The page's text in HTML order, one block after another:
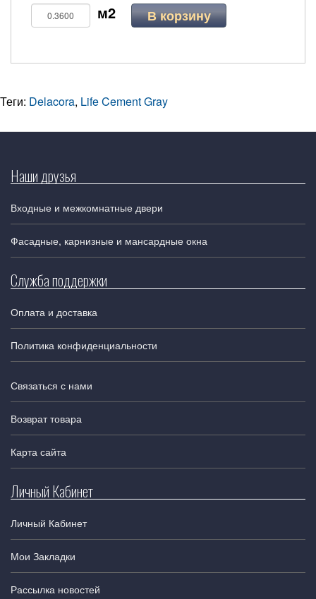
В корзину
Теги: Delacora, Life Cement Gray
Наши друзья
Входные и межкомнатные двери
Фасадные, карнизные и мансардные окна
Служба поддержки
Оплата и доставка
Политика конфиденциальности
Связаться с нами
Возврат товара
Карта сайта
Личный Кабинет
Личный Кабинет
Мои Закладки
Рассылка новостей